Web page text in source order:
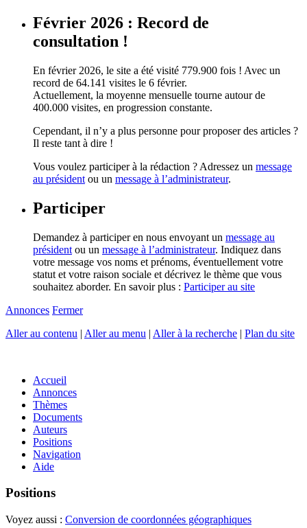
Février 2026 : Record de
consultation !
En février 2026, le site a été visité 779.900 fois ! Avec un
record de 64.141 visites le 6 février.
Actuellement, la moyenne mensuelle tourne autour de
400.000 visites, en progression constante.
Cependant, il n’y a plus personne pour proposer des articles ?
Il reste tant à dire !
Vous voulez participer à la rédaction ? Adressez un message
au président ou un message à l’administrateur.
Participer
Demandez à participer en nous envoyant un message au
président ou un message à l’administrateur. Indiquez dans
votre message vos noms et prénoms, éventuellement votre
statut et votre raison sociale et décrivez le thème que vous
souhaitez aborder. En savoir plus : Participer au site
Annonces Fermer
Aller au contenu | Aller au menu | Aller à la recherche | Plan du site
Accueil
Annonces
Thèmes
Documents
Auteurs
Positions
Navigation
Aide
Positions
Voyez aussi : Conversion de coordonnées géographiques